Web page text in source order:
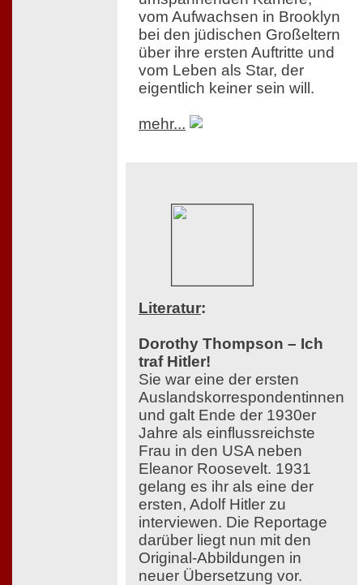
vom Aufwachsen in Brooklyn
bei den jüdischen Großeltern
über ihre ersten Auftritte und
vom Leben als Star, der
eigentlich keiner sein will.
mehr...
Literatur:
Dorothy Thompson – Ich
traf Hitler!
Sie war eine der ersten
Auslandskorrespondentinnen
und galt Ende der 1930er
Jahre als einflussreichste
Frau in den USA neben
Eleanor Roosevelt. 1931
gelang es ihr als eine der
ersten, Adolf Hitler zu
interviewen. Die Reportage
darüber liegt nun mit den
Original-Abbildungen in
neuer Übersetzung vor.